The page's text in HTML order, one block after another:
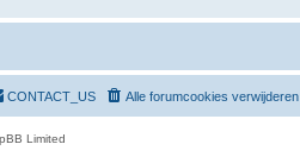
Alle forumcookies verwijderen
CONTACT_US
Limited